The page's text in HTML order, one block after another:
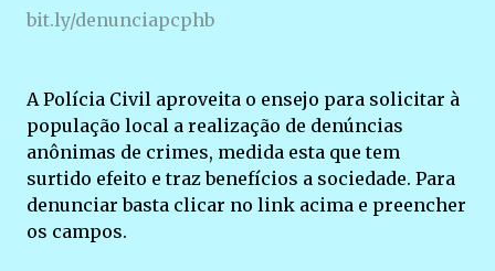
bit.ly/denunciapcphb
A Polícia Civil aproveita o ensejo para solicitar à
população local a realização de denúncias
anônimas de crimes, medida esta que tem
surtido efeito e traz benefícios a sociedade. Para
denunciar basta clicar no link acima e preencher
os campos.